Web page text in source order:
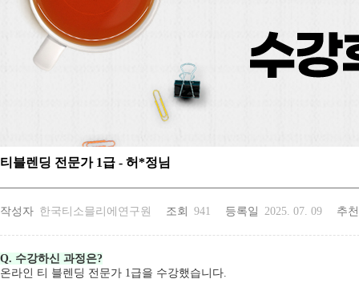
티블렌딩 전문가 1급 - 허*정님
작성자 한국티소믈리에연구원 조회 941 등록일 2025. 07. 09 추천
Q. 수강하신 과정은?
온라인 티 블렌딩 전문가 1급을 수강했습니다.